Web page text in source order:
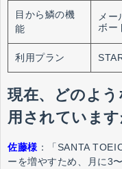
目から鱗の機
能
メー
ボー
利用プラン
現在、どのよ
用されています
佐藤様 ：「SANTA
ーを増やすため、月に3